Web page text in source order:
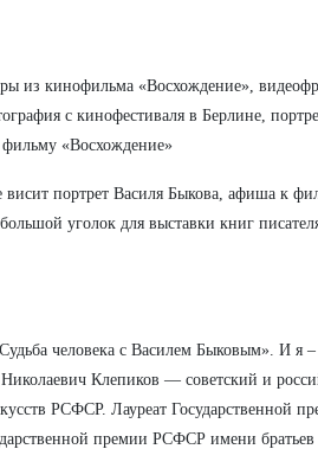
из кинофильма «Восхождение»,
с кинофестиваля в Берлине,
«Восхождение»
висит портрет Василя Быкова, афиша к
уголок для выставки книг
человека с Василем Быковым». И я
Клепиков — советский и
РСФСР. Лауреат Государственной
премии РСФСР имени братьев